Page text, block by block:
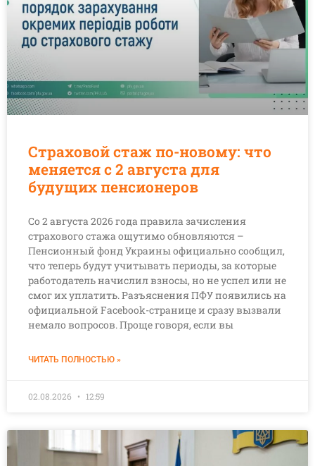
Страховой стаж по-новому: что
меняется с 2 августа для
будущих пенсионеров
Со 2 августа 2026 года правила зачисления
страхового стажа ощутимо обновляются –
Пенсионный фонд Украины официально сообщил,
что теперь будут учитывать периоды, за которые
работодатель начислил взносы, но не успел или не
смог их уплатить. Разъяснения ПФУ появились на
официальной Facebook-странице и сразу вызвали
немало вопросов. Проще говоря, если вы
ЧИТАТЬ ПОЛНОСТЬЮ »
02.08.2026 12:59